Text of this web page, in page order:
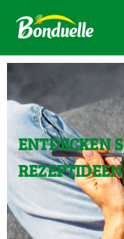
ENTDECKEN
REZEPTIDEEN